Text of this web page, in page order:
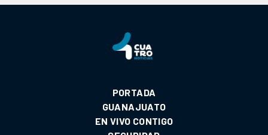
PORTADA
GUANAJUATO
EN VIVO CONTIGO